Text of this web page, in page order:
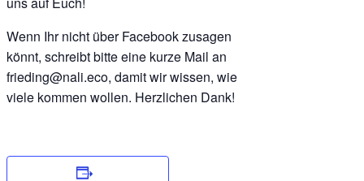
Wenn Ihr nicht über Facebook zusagen
könnt, schreibt bitte eine kurze Mail an
frieding@nali.eco, damit wir wissen, wie
viele kommen wollen. Herzlichen Dank!